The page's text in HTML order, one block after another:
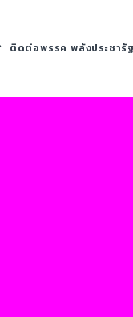
ติดต่อพรรค พลังประชารัฐ